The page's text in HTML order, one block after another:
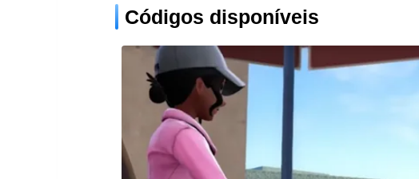
Códigos disponíveis